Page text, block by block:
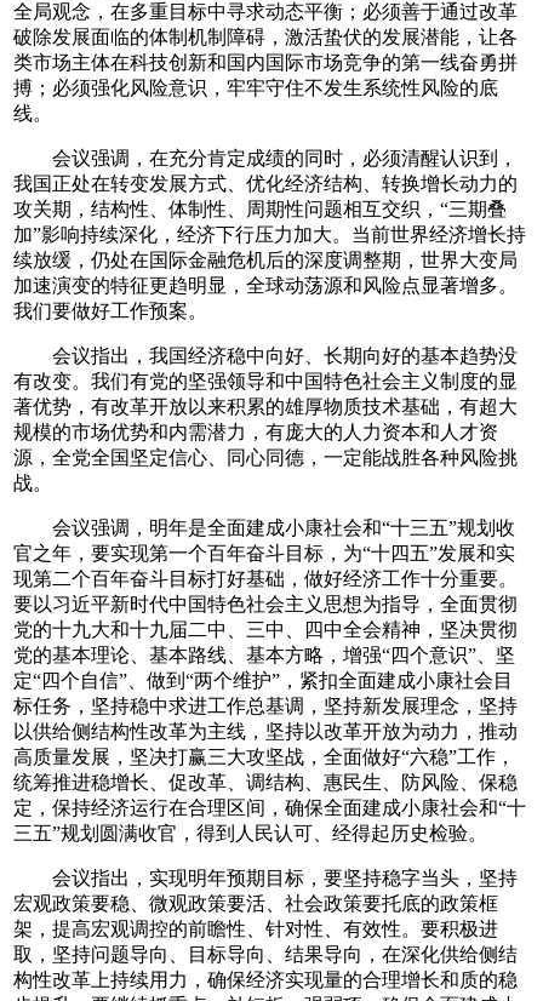
全局观念，在多重目标中寻求动态平衡；必须善于通过改革
破除发展面临的体制机制障碍，激活蛰伏的发展潜能，让各
类市场主体在科技创新和国内国际市场竞争的第一线奋勇拼
搏；必须强化风险意识，牢牢守住不发生系统性风险的底
线。
会议强调，在充分肯定成绩的同时，必须清醒认识到，
我国正处在转变发展方式、优化经济结构、转换增长动力的
攻关期，结构性、体制性、周期性问题相互交织，“三期叠
加”影响持续深化，经济下行压力加大。当前世界经济增长持
续放缓，仍处在国际金融危机后的深度调整期，世界大变局
加速演变的特征更趋明显，全球动荡源和风险点显著增多。
我们要做好工作预案。
会议指出，我国经济稳中向好、长期向好的基本趋势没
有改变。我们有党的坚强领导和中国特色社会主义制度的显
著优势，有改革开放以来积累的雄厚物质技术基础，有超大
规模的市场优势和内需潜力，有庞大的人力资本和人才资
源，全党全国坚定信心、同心同德，一定能战胜各种风险挑
战。
会议强调，明年是全面建成小康社会和“十三五”规划收
官之年，要实现第一个百年奋斗目标，为“十四五”发展和实
现第二个百年奋斗目标打好基础，做好经济工作十分重要。
要以习近平新时代中国特色社会主义思想为指导，全面贯彻
党的十九大和十九届二中、三中、四中全会精神，坚决贯彻
党的基本理论、基本路线、基本方略，增强“四个意识”、坚
定“四个自信”、做到“两个维护”，紧扣全面建成小康社会目
标任务，坚持稳中求进工作总基调，坚持新发展理念，坚持
以供给侧结构性改革为主线，坚持以改革开放为动力，推动
高质量发展，坚决打赢三大攻坚战，全面做好“六稳”工作，
统筹推进稳增长、促改革、调结构、惠民生、防风险、保稳
定，保持经济运行在合理区间，确保全面建成小康社会和“十
三五”规划圆满收官，得到人民认可、经得起历史检验。
会议指出，实现明年预期目标，要坚持稳字当头，坚持
宏观政策要稳、微观政策要活、社会政策要托底的政策框
架，提高宏观调控的前瞻性、针对性、有效性。要积极进
取，坚持问题导向、目标导向、结果导向，在深化供给侧结
构性改革上持续用力，确保经济实现量的合理增长和质的稳